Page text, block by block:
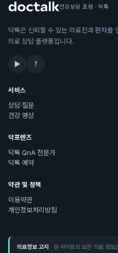
건강상담 포럼 · 닥톡
닥톡은 신뢰할 수 있는 의료진과 환자를
의료 상담 플랫폼입니다.
▶ f
서비스
상담·질문
건강 영상
닥프렌즈
닥톡 QnA 전문가
닥톡 예약
약관 및 정책
이용약관
개인정보처리방침
의료정보 고지 · 본 사이트의 모든 의료 정